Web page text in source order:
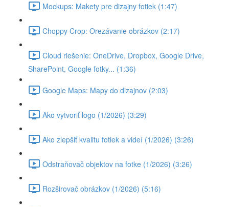
Mockups: Makety pre dizajny fotiek (1:47)
Choppy Crop: Orezávanie obrázkov (2:17)
Cloud riešenie: OneDrive, Dropbox, Google Drive,
SharePoint, Google fotky... (1:36)
Google Maps: Mapy do dizajnov (2:03)
Ako vytvoriť logo (1/2026) (3:29)
Ako zlepšiť kvalitu fotiek a videí (1/2026) (3:26)
Odstraňovač objektov na fotke (1/2026) (3:26)
Rozširovač obrázkov (1/2026) (5:16)